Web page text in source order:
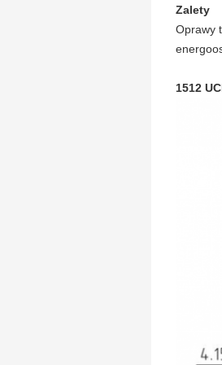
Zalety
Oprawy
1512